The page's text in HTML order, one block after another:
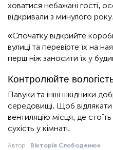
ховатися небажані гості,
відкривали з минулого року.
«Спочатку відкрийте
вулиці та перевірте їх на
перш ніж заносити їх у
Контролюйте
Павуки та інші шкідники
середовищі. Щоб
вентиляцію місця, де
сухість у кімнаті.
Автор : Вікторія Слободенюк